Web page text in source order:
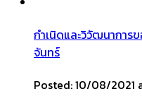
กำเนิดและวิวัฒนาการ
จันทร์
Posted: 10/08/2021